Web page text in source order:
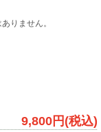
りません。
9,800円(税込)